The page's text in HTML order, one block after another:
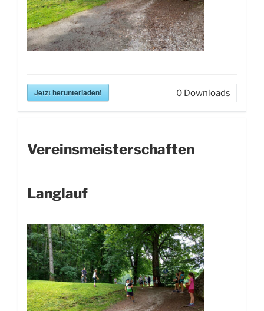
Jetzt herunterladen! 0 Downloads
Vereinsmeisterschaften
Langlauf